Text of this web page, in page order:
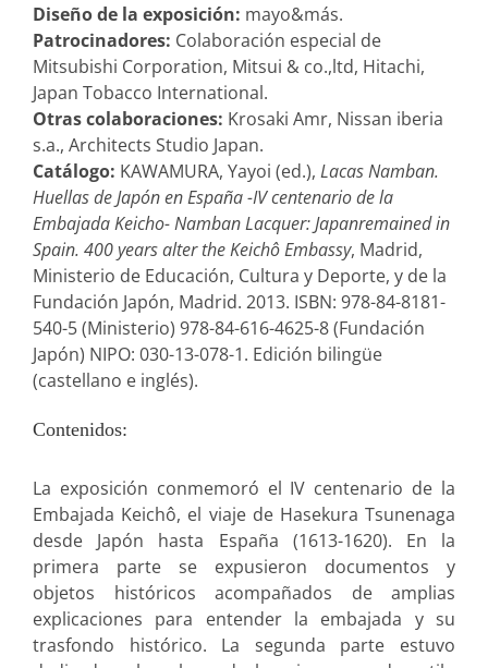
Diseño de la exposición: mayo&más.
Patrocinadores: Colaboración especial de
Mitsubishi Corporation, Mitsui & co.,ltd, Hitachi,
Japan Tobacco International.
Otras colaboraciones: Krosaki Amr, Nissan iberia
s.a., Architects Studio Japan.
Catálogo: KAWAMURA, Yayoi (ed.), Lacas Namban.
Huellas de Japón en España -IV centenario de la
Embajada Keicho- Namban Lacquer: Japanremained in
Spain. 400 years alter the Keichô Embassy, Madrid,
Ministerio de Educación, Cultura y Deporte, y de la
Fundación Japón, Madrid. 2013. ISBN: 978-84-8181-
540-5 (Ministerio) 978-84-616-4625-8 (Fundación
Japón) NIPO: 030-13-078-1. Edición bilingüe
(castellano e inglés).
Contenidos:
La exposición conmemoró el IV centenario de la
Embajada Keichô, el viaje de Hasekura Tsunenaga
desde Japón hasta España (1613-1620). En la
primera parte se expusieron documentos y
objetos históricos acompañados de amplias
explicaciones para entender la embajada y su
trasfondo histórico. La segunda parte estuvo